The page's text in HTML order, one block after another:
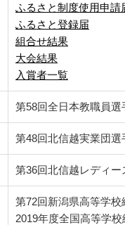
ふるさと制度使用申請
ふるさと登録届
組合せ結果
大会結果
入賞者一覧
第58回全日本教職員
第48回北信越実業団選
第36回北信越レディー
第72回新潟県高等学
2019年度全国高等学